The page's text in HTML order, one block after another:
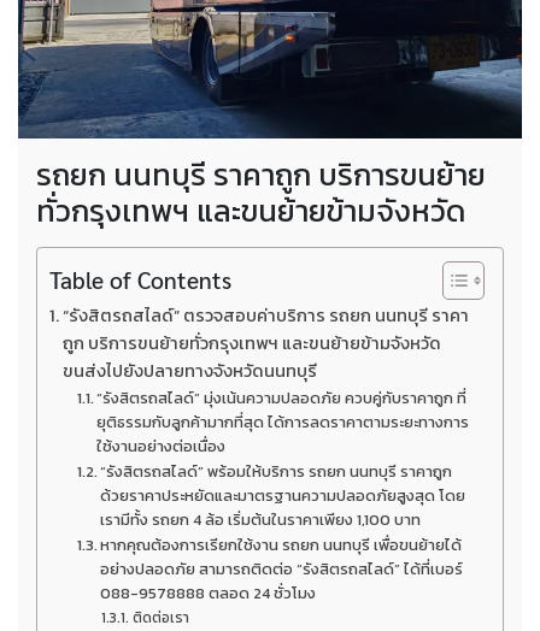
รถยก นนทบุรี ราคาถูก บริการขนย้าย
ทั่วกรุงเทพฯ และขนย้ายข้ามจังหวัด
Table of Contents
“รังสิตรถสไลด์” ตรวจสอบค่าบริการ รถยก นนทบุรี ราคา
ถูก บริการขนย้ายทั่วกรุงเทพฯ และขนย้ายข้ามจังหวัด
ขนส่งไปยังปลายทางจังหวัดนนทบุรี
“รังสิตรถสไลด์” มุ่งเน้นความปลอดภัย ควบคู่กับราคาถูก ที่
ยุติธรรมกับลูกค้ามากที่สุด ได้การลดราคาตามระยะทางการ
ใช้งานอย่างต่อเนื่อง
“รังสิตรถสไลด์” พร้อมให้บริการ รถยก นนทบุรี ราคาถูก
ด้วยราคาประหยัดและมาตรฐานความปลอดภัยสูงสุด โดย
เรามีทั้ง รถยก 4 ล้อ เริ่มต้นในราคาเพียง 1,100 บาท
หากคุณต้องการเรียกใช้งาน รถยก นนทบุรี เพื่อขนย้ายได้
อย่างปลอดภัย สามารถติดต่อ “รังสิตรถสไลด์” ได้ที่เบอร์
088-9578888 ตลอด 24 ชั่วโมง
ติดต่อเรา